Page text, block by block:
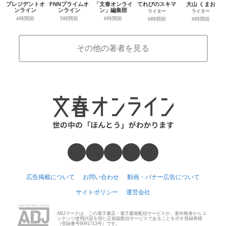
プレジデントオ
ンライン
4時間前
FNNプライムオ
ンライン
5時間前
「文春オンライ
ン」編集部
6時間前
てれびのスキマ
ライター
6時間前
大山 くまお
ライター
6時間前
その他の著者を見る
広告掲載について お問い合わせ 動画・バナー広告について
サイトポリシー 運営会社
ABJマークは、この電子書店・電子書籍配信サービスが、著作権者からコ
ンテンツ使用許諾を得た正規版配信サービスであることを示す登録商標
（登録番号6091713号）です。